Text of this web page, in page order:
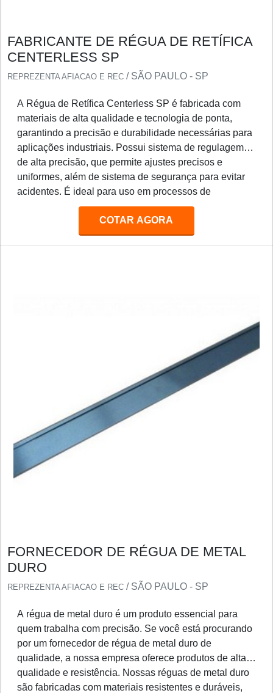
FABRICANTE DE RÉGUA DE RETÍFICA
CENTERLESS SP
REPREZENTA AFIACAO E REC / SÃO PAULO - SP
A Régua de Retífica Centerless SP é fabricada com
materiais de alta qualidade e tecnologia de ponta,
garantindo a precisão e durabilidade necessárias para
aplicações industriais. Possui sistema de regulagem
de alta precisão, que permite ajustes precisos e
uniformes, além de sistema de segurança para evitar
acidentes. É ideal para uso em processos de
retificação de peças de precisão, como eixos, pinos,
COTAR AGORA
FORNECEDOR DE RÉGUA DE METAL
DURO
REPREZENTA AFIACAO E REC / SÃO PAULO - SP
A régua de metal duro é um produto essencial para
quem trabalha com precisão. Se você está procurando
por um fornecedor de régua de metal duro de
qualidade, a nossa empresa oferece produtos de alta
qualidade e resistência. Nossas réguas de metal duro
são fabricadas com materiais resistentes e duráveis,